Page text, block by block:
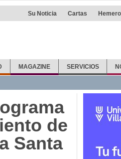
Su Noticia Cartas
MAGAZINE SERVICIOS
de
Santa